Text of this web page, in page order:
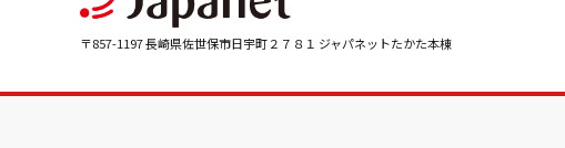
〒857-1197 長崎県佐世保市日宇町２７８１ ジャパネットたかた本棟